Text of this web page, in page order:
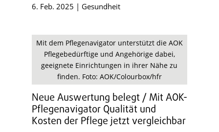
6. Feb. 2025 | Gesundheit
Mit dem Pflegenavigator unterstützt die AOK
Pflegebedürftige und Angehörige dabei,
geeignete Einrichtungen in ihrer Nähe zu
finden. Foto: AOK/Colourbox/hfr
Neue Auswertung belegt / Mit AOK-
Pflegenavigator Qualität und
Kosten der Pflege jetzt vergleichbar